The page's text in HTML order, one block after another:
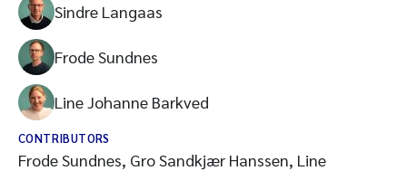
Sindre Langaas
Frode Sundnes
Line Johanne Barkved
CONTRIBUTORS
Frode Sundnes, Gro Sandkjær Hanssen, Line